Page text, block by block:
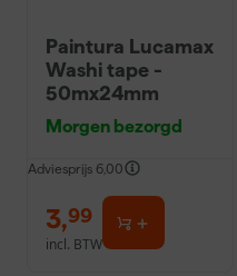
Paintura Lucamax
Washi tape -
50mx24mm
Morgen bezorgd
Adviesprijs 6,00
3,99
incl. BTW